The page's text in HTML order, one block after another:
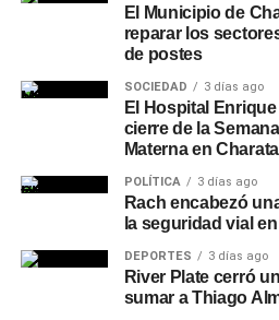
El Municipio de
reparar los
de postes
SOCIEDAD 3 días ago
El Hospital
cierre de la
Materna en Charata
POLÍTICA 3 días ago
Rach encabezó
la seguridad vial
DEPORTES 3 días ago
River Plate cerró
sumar a Thiago